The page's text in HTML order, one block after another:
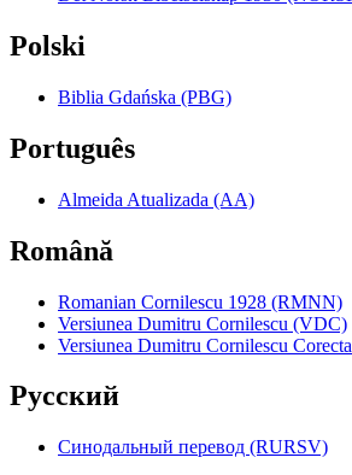
Polski
Biblia Gdańska (PBG)
Português
Almeida Atualizada (AA)
Română
Romanian Cornilescu 1928 (RMNN)
Versiunea Dumitru Cornilescu (VDC)
Versiunea Dumitru Cornilescu
Pyccкий
Синодальный перевод (RURSV)